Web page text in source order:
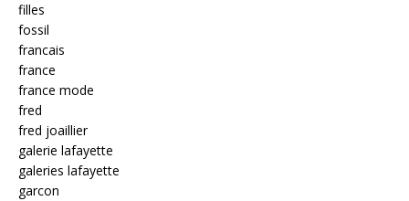
filles
fossil
francais
france
france mode
fred
fred joaillier
galerie lafayette
galeries lafayette
garcon